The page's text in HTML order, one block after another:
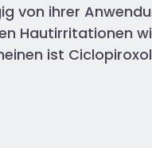
von ihrer
Hautirritationen
ist